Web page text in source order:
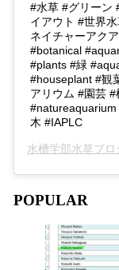
#水草 #グリーン
イアウト #世界
ネイチャーアク
#botanical
#plants #緑
#houseplant #観
アリウム #園芸
木 #IAPLC
水槽学部水草ブロ
POPULAR